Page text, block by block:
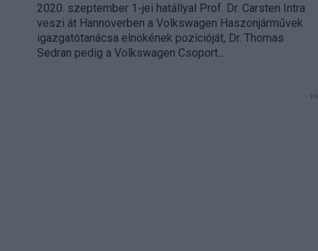
2020. szeptember 1-jei hatállyal Prof. Dr. Carsten Intra
veszi át Hannoverben a Volkswagen Haszonjárművek
igazgatótanácsa elnökének pozícióját, Dr. Thomas
Sedran pedig a Volkswagen Csoport...
-